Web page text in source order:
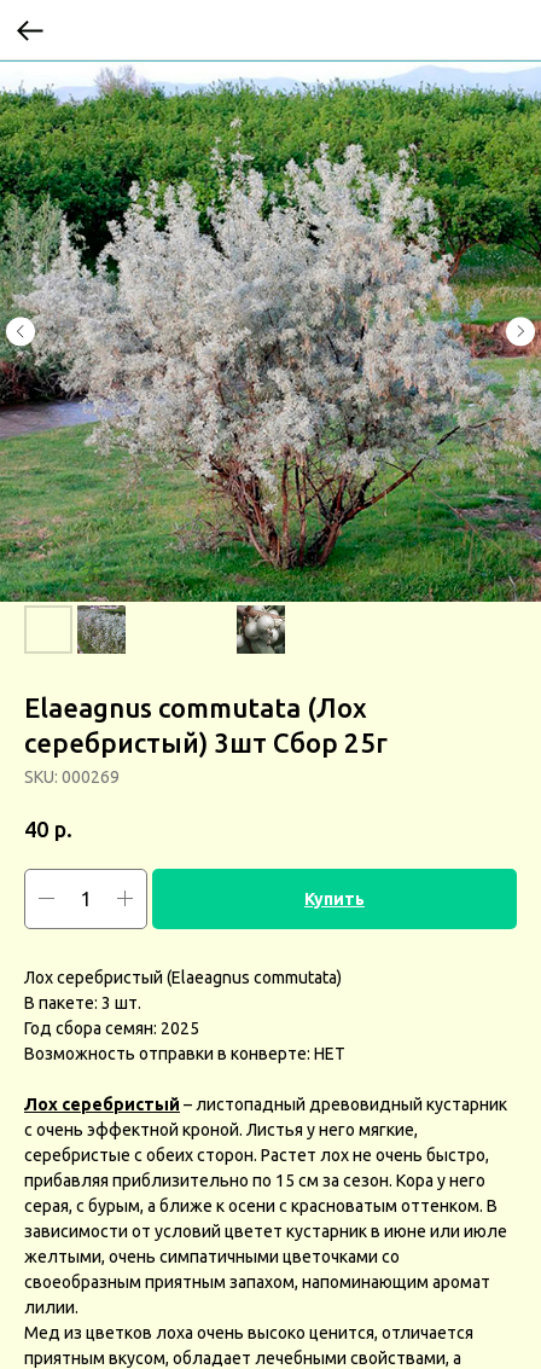
Elaeagnus commutata (Лох
серебристый) 3шт Сбор 25г
SKU: 000269
40 р.
Купить
Лох серебристый (Elaeagnus commutata)
В пакете: 3 шт.
Год сбора семян: 2025
Возможность отправки в конверте: НЕТ
Лох серебристый – листопадный древовидный кустарник
с очень эффектной кроной. Листья у него мягкие,
серебристые с обеих сторон. Растет лох не очень быстро,
прибавляя приблизительно по 15 см за сезон. Кора у него
серая, с бурым, а ближе к осени с красноватым оттенком. В
зависимости от условий цветет кустарник в июне или июле
желтыми, очень симпатичными цветочками со
своеобразным приятным запахом, напоминающим аромат
лилии.
Мед из цветков лоха очень высоко ценится, отличается
приятным вкусом, обладает лечебными свойствами, а